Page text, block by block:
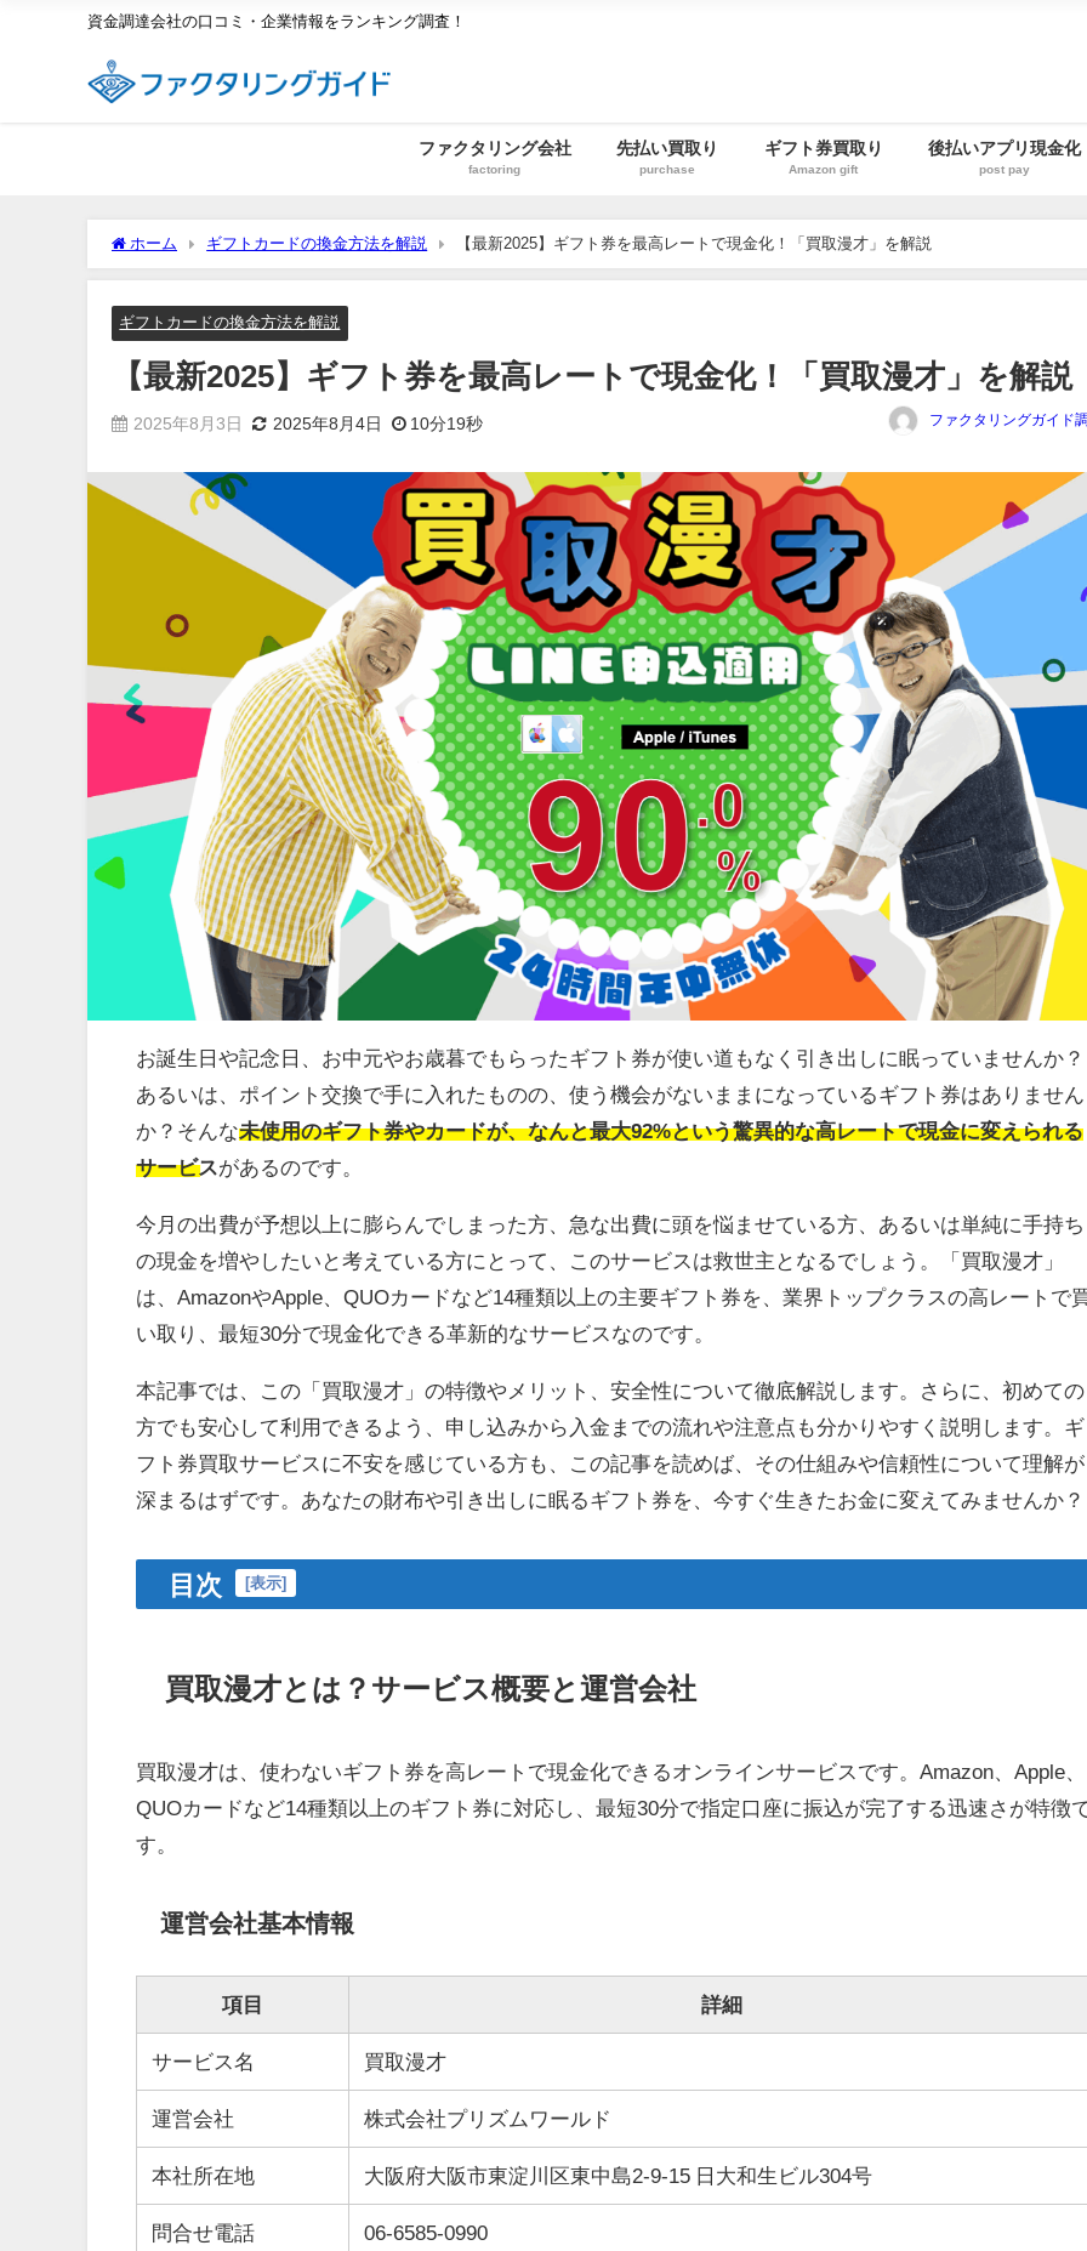
資金調達会社の口コミ・企業情報をランキング調査！
ファクタリング会社
factoring
先払い買取り
purchase
ギフト券買取り
Amazon gift
後払いアプリ現金化
post pay
ホーム ギフトカードの換金方法を解説 【最新2025】ギフト券を最高レートで現金化！「買取漫才」を解説
ギフトカードの換金方法を解説
【最新2025】ギフト券を最高レートで現金化！「買取漫才」を解説
2025年8月3日 2025年8月4日 10分19秒 ファクタリングガイド
お誕生日や記念日、お中元やお歳暮でもらったギフト券が使い道もなく引き出しに眠っていませんか？
あるいは、ポイント交換で手に入れたものの、使う機会がないままになっているギフト券はありません
か？そんな未使用のギフト券やカードが、なんと最大92%という驚異的な高レートで現金に変えられる
サービスがあるのです。
今月の出費が予想以上に膨らんでしまった方、急な出費に頭を悩ませている方、あるいは単純に手持ち
の現金を増やしたいと考えている方にとって、このサービスは救世主となるでしょう。「買取漫才」
は、AmazonやApple、QUOカードなど14種類以上の主要ギフト券を、業界トップクラスの高レートで
い取り、最短30分で現金化できる革新的なサービスなのです。
本記事では、この「買取漫才」の特徴やメリット、安全性について徹底解説します。さらに、初めての
方でも安心して利用できるよう、申し込みから入金までの流れや注意点も分かりやすく説明します。ギ
フト券買取サービスに不安を感じている方も、この記事を読めば、その仕組みや信頼性について理解が
深まるはずです。あなたの財布や引き出しに眠るギフト券を、今すぐ生きたお金に変えてみませんか？
目次 [表示]
買取漫才とは？サービス概要と運営会社
買取漫才は、使わないギフト券を高レートで現金化できるオンラインサービスです。Amazon、Apple、
QUOカードなど14種類以上のギフト券に対応し、最短30分で指定口座に振込が完了する迅速さが特徴
す。
運営会社基本情報
項目 詳細
サービス名 買取漫才
運営会社 株式会社プリズムワールド
本社所在地 大阪府大阪市東淀川区東中島2-9-15 日大和生ビル304号
問合せ電話 06-6585-0990